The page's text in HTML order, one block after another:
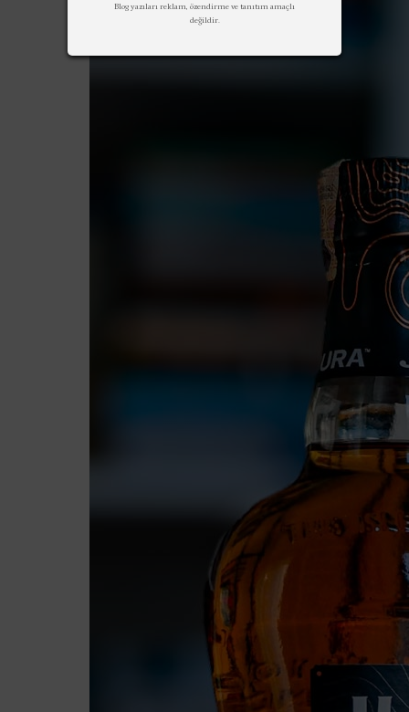
Blog yazıları reklam, özendirme ve tanıtım amaçlı
değildir.